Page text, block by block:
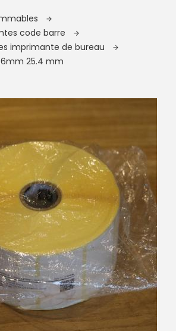
code barre
imprimante de bureau
25.4 mm